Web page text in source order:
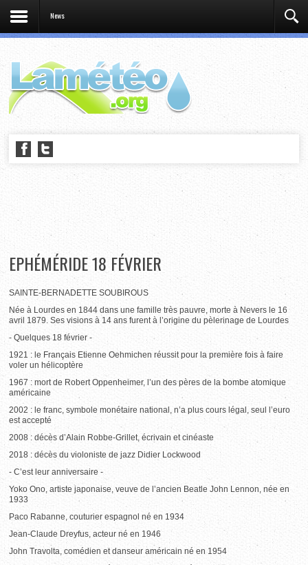
News
EPHÉMÉRIDE 18 FÉVRIER
SAINTE-BERNADETTE SOUBIROUS
Née à Lourdes en 1844 dans une famille très pauvre, morte à Nevers le 16
avril 1879. Ses visions à 14 ans furent à l’origine du pèlerinage de Lourdes
- Quelques 18 février -
1921 : le Français Etienne Oehmichen réussit pour la première fois à faire
voler un hélicoptère
1967 : mort de Robert Oppenheimer, l’un des pères de la bombe atomique
américaine
2002 : le franc, symbole monétaire national, n’a plus cours légal, seul l’euro
est accepté
2008 : décès d’Alain Robbe-Grillet, écrivain et cinéaste
2018 : décès du violoniste de jazz Didier Lockwood
- C’est leur anniversaire -
Yoko Ono, artiste japonaise, veuve de l’ancien Beatle John Lennon, née en
1933
Paco Rabanne, couturier espagnol né en 1934
Jean-Claude Dreyfus, acteur né en 1946
John Travolta, comédien et danseur américain né en 1954